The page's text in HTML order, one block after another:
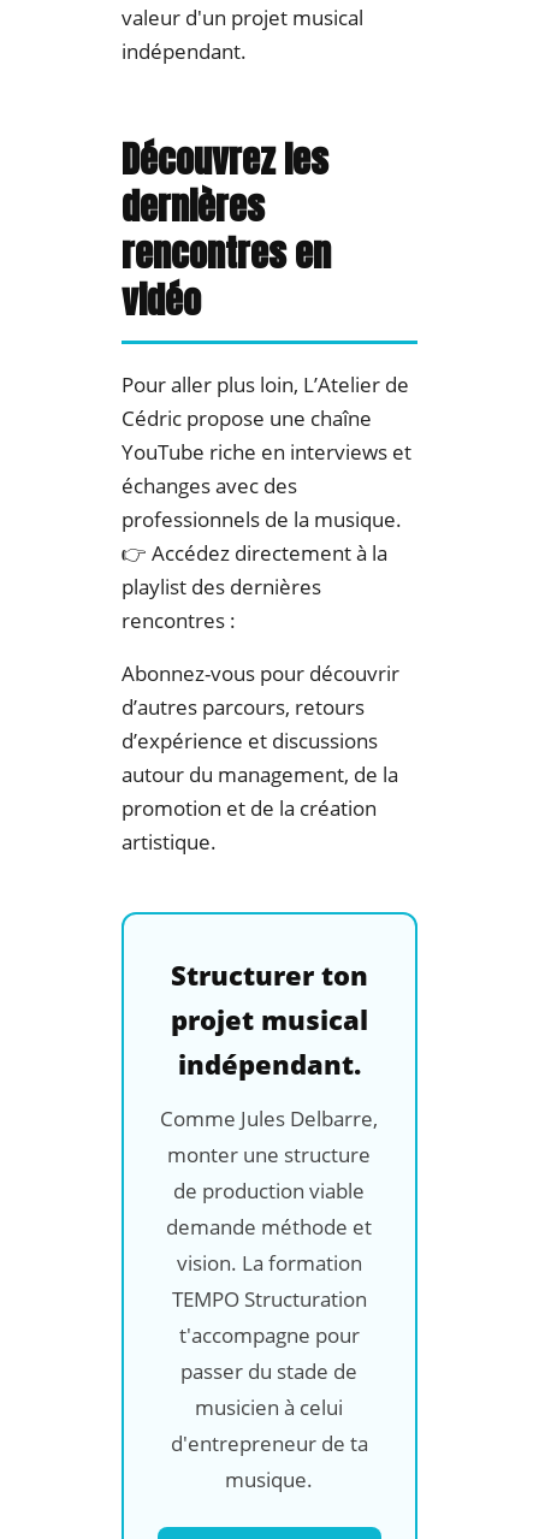
valeur d'un projet musical
indépendant.
Découvrez les
dernières
rencontres en
vidéo
Pour aller plus loin, L’Atelier de
Cédric propose une chaîne
YouTube riche en interviews et
échanges avec des
professionnels de la musique.
👉 Accédez directement à la
playlist des dernières
rencontres :
Abonnez-vous pour découvrir
d’autres parcours, retours
d’expérience et discussions
autour du management, de la
promotion et de la création
artistique.
Structurer ton
projet musical
indépendant.
Comme Jules Delbarre,
monter une structure
de production viable
demande méthode et
vision. La formation
TEMPO Structuration
t'accompagne pour
passer du stade de
musicien à celui
d'entrepreneur de ta
musique.